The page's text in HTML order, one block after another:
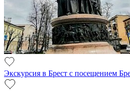
Экскурсия в Брест с посещением